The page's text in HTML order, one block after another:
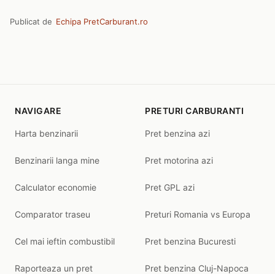
Publicat de Echipa PretCarburant.ro
NAVIGARE
Harta benzinarii
Benzinarii langa mine
Calculator economie
Comparator traseu
Cel mai ieftin combustibil
Raporteaza un pret
PRETURI CARBURANTI
Pret benzina azi
Pret motorina azi
Pret GPL azi
Preturi Romania vs Europa
Pret benzina Bucuresti
Pret benzina Cluj-Napoca